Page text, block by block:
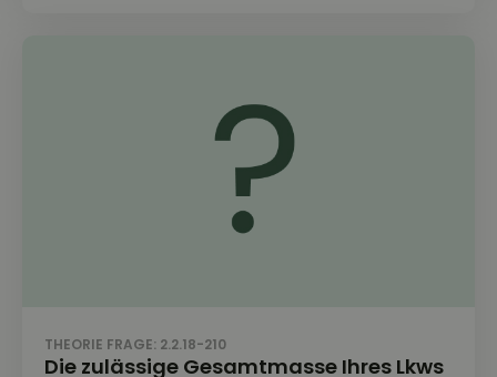
THEORIE FRAGE: 2.2.18-210
Die zulässige Gesamtmasse Ihres Lkws